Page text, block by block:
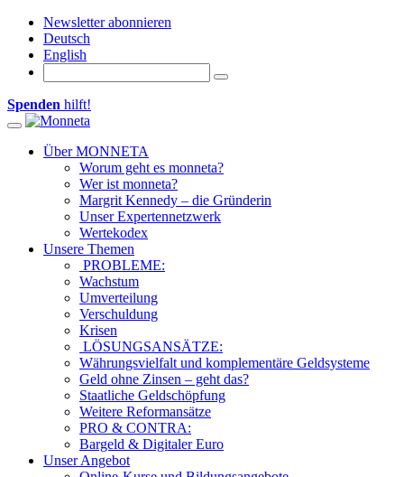
Newsletter abonnieren
Deutsch
English
Spenden hilft!
Toggle navigation
Über MONNETA
Worum geht es monneta?
Wer ist monneta?
Margrit Kennedy – die Gründerin
Unser Expertennetzwerk
Wertekodex
Unsere Themen
PROBLEME:
Wachstum
Umverteilung
Verschuldung
Krisen
LÖSUNGSANSÄTZE:
Währungsvielfalt und komplementäre Geldsysteme
Geld ohne Zinsen – geht das?
Staatliche Geldschöpfung
Weitere Reformansätze
PRO & CONTRA:
Bargeld & Digitaler Euro
Unser Angebot